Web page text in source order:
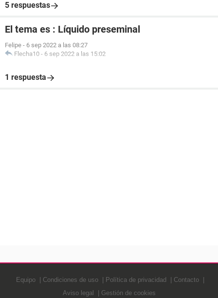
5 respuestas
El tema es : Líquido preseminal
Felipe - 6 sep 2022 a las 08:27
Flecha10 - 6 sep 2022 a las 15:02
1 respuesta
Equipo Condiciones de uso Política de privacidad
Contacto
Aviso legal
Gestión de cookies